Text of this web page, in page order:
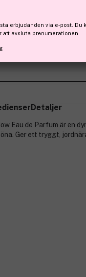
Detaljer
Eau de Parfum är en
Ger ett tryggt,
erbjudanden via e-post. Du
avsluta prenumerationen.